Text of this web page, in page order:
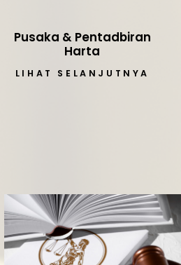
Pusaka & Pentadbiran
Harta
LIHAT SELANJUTNYA